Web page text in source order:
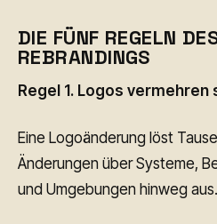
DIE FÜNF REGELN
REBRANDINGS
Regel 1. Logos vermehren
Eine Logoänderung löst
Änderungen über Systeme,
und Umgebungen hinweg aus.